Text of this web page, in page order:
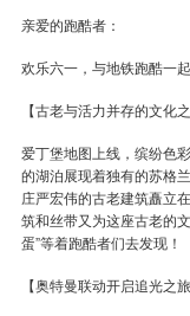
亲爱的跑酷者：
欢乐六一，与地铁跑酷一
【古老与活力并存的文化之
爱丁堡地图上线，缤纷色
的湖泊展现着独有的苏格
庄严宏伟的古老建筑矗立
筑和丝带又为这座古老的
蛋”等着跑酷者们去发现！
【奥特曼联动开启追光之旅